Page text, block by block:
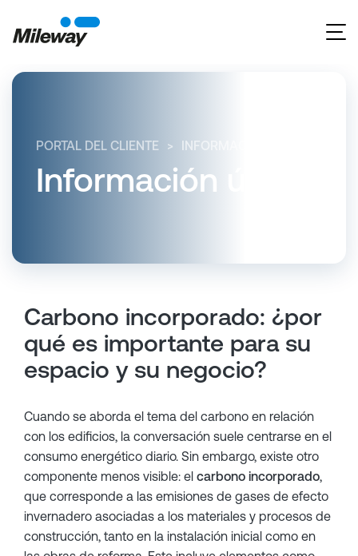
PORTAL DEL CLIENTE INFORMACIÓN ÚTIL
Información útil
Carbono incorporado: ¿por
qué es importante para su
espacio y su negocio?
Cuando se aborda el tema del carbono en relación
con los edificios, la conversación suele centrarse en el
consumo energético diario. Sin embargo, existe otro
componente menos visible: el carbono incorporado,
que corresponde a las emisiones de gases de efecto
invernadero asociadas a los materiales y procesos de
construcción, tanto en la instalación inicial como en